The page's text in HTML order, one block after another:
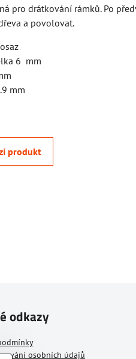
pro drátkování rámků. Po
a povolovat.
6 mm
mm
produkt
odkazy
osobních údajů